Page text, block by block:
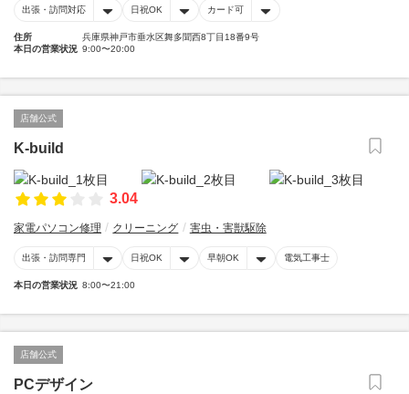
出張・訪問対応 日祝OK カード可
住所
兵庫県神戸市垂水区舞多聞西8丁目18番9号
本日の営業状況 9:00〜20:00
店舗公式
K-build
3.04
家電パソコン修理 クリーニング 害虫・害獣駆除
出張・訪問専門 日祝OK 早朝OK 電気工事士
本日の営業状況 8:00〜21:00
店舗公式
PCデザイン